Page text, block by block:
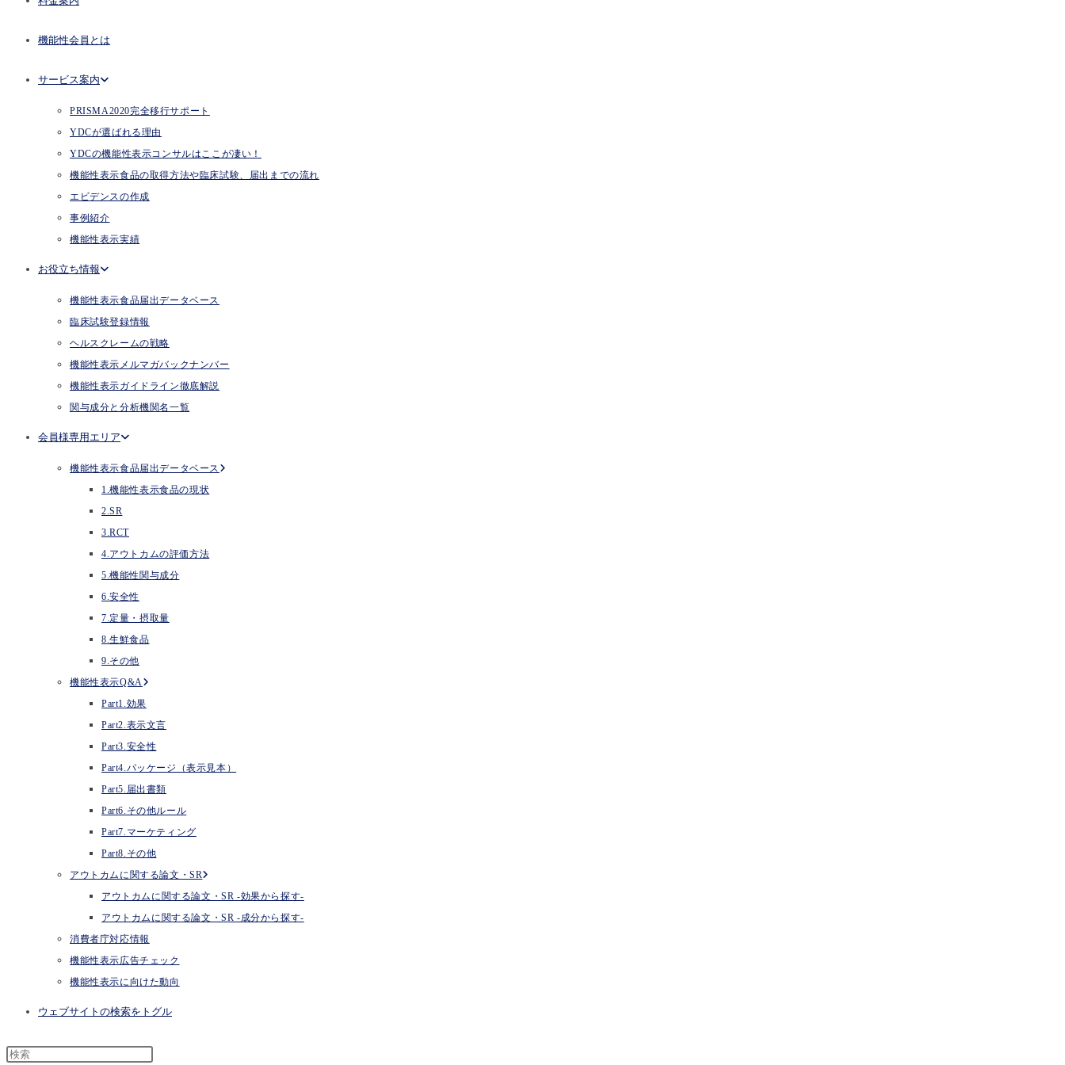
機能性会員とは
サービス案内
PRISMA2020完全移行サポート
YDCが選ばれる理由
YDCの機能性表示コンサルはここが凄い！
機能性表示食品の取得方法や臨床試験、届出までの流れ
エビデンスの作成
事例紹介
機能性表示実績
お役立ち情報
機能性表示食品届出データベース
臨床試験登録情報
ヘルスクレームの戦略
機能性表示メルマガバックナンバー
機能性表示ガイドライン徹底解説
関与成分と分析機関名一覧
会員様専用エリア
機能性表示食品届出データベース
1.機能性表示食品の現状
2.SR
3.RCT
4.アウトカムの評価方法
5.機能性関与成分
6.安全性
7.定量・摂取量
8.生鮮食品
9.その他
機能性表示Q&A
Part1.効果
Part2.表示文言
Part3.安全性
Part4.パッケージ（表示見本）
Part5.届出書類
Part6.その他ルール
Part7.マーケティング
Part8.その他
アウトカムに関する論文・SR
アウトカムに関する論文・SR -効果から探す-
アウトカムに関する論文・SR -成分から探す-
消費者庁対応情報
機能性表示広告チェック
機能性表示に向けた動向
ウェブサイトの検索をトグル